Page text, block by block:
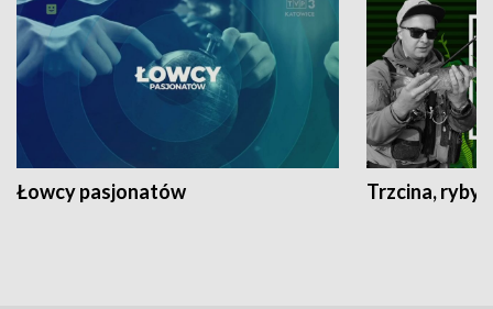
Łowcy pasjonatów Trzcina, ryby